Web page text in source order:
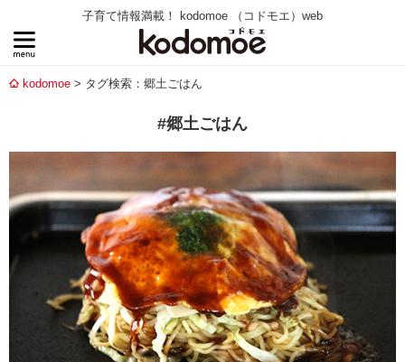
子育て情報満載！ kodomoe （コドモエ）web
kodomoe タグ検索：郷土ごはん
#郷土ごはん